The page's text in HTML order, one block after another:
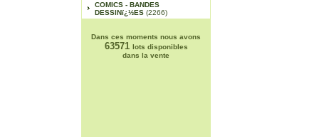
COMICS - BANDES
DESSINï¿½ES (2266)
Dans ces moments nous avons
63571 lots disponibles
dans la vente